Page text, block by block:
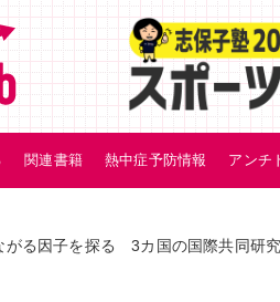
関連書籍 熱中症予防情報 アンチ
がる因子を探る 3カ国の国際共同研究